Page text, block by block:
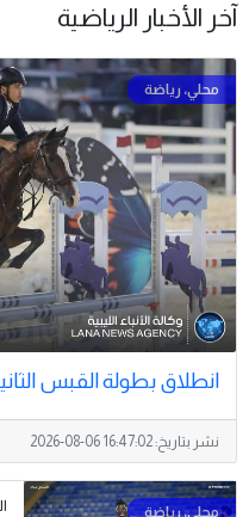
آخر الأخبار الرياضية
انطلاق بطولة القبس
نشر بتاريخ:2026-08-06 16:47:02